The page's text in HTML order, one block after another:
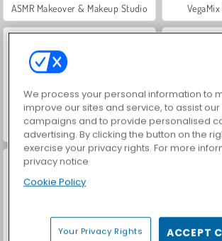
ASMR Makeover & Makeup Studio
Hidden Object: Street of Secrets World
We process your personal information to
improve our sites and service, to assist
campaigns and to provide personalised
advertising. By clicking the button on the
exercise your privacy rights. For more
privacy notice
Cookie Policy
Your Privacy Rights ACCEPT